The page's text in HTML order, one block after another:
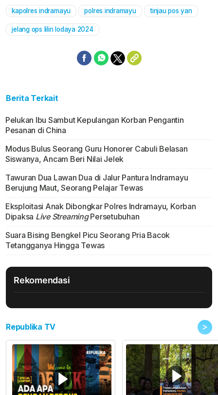
Mute
kapolres indramayu polres indramayu tinjau pos yan
jelang ops lilin lodaya 2024
Berita Terkait
Pelukan Ibu Sambut Kepulangan Korban Pengantin
Pesanan di China
Modus Bulus Seorang Guru Honorer Cabuli Belasan
Siswanya, Ancam Beri Nilai Jelek
Tawuran Dua Lawan Dua di Jalur Pantura Indramayu
Berujung Maut, Seorang Pelajar Tewas
Eksploitasi Anak Dibongkar Polres Indramayu, Korban
Dipaksa Live StreamingPersetubuhan
Suara Bising Bengkel Picu Seorang Pria Bacok
Tetangganya Hingga Tewas
Rekomendasi
Republika TV >